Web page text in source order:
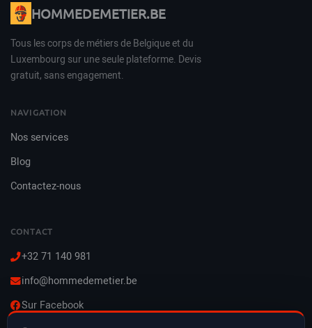
HOMMEDEMETIER.BE
Tous les corps de métiers de Belgique et du
Luxembourg sur une seule plateforme. Devis
gratuit, sans engagement.
NAVIGATION
Nos services
Blog
Contactez-nous
CONTACT
+32 71 140 981
info@hommedemetier.be
Sur Facebook